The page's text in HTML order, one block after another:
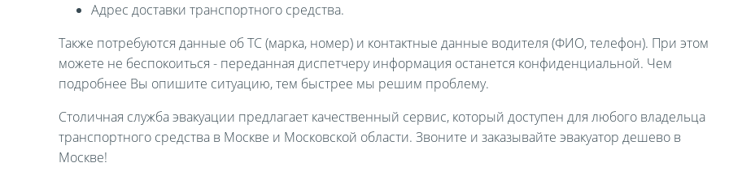
Адрес доставки транспортного средства.
Также потребуются данные об ТС (марка, номер) и контактные данные водителя (ФИО, телефон). При этом
можете не беспокоиться - переданная диспетчеру информация останется конфиденциальной. Чем
подробнее Вы опишите ситуацию, тем быстрее мы решим проблему.
Столичная служба эвакуации предлагает качественный сервис, который доступен для любого владельца
транспортного средства в Москве и Московской области. Звоните и заказывайте эвакуатор дешево в
Москве!